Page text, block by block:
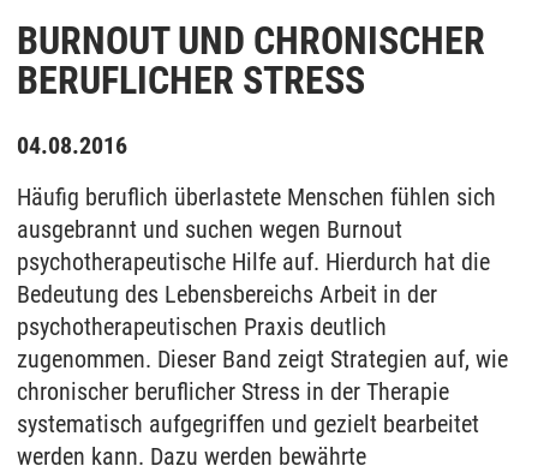
BURNOUT UND CHRONISCHER
BERUFLICHER STRESS
04.08.2016
Häufig beruflich überlastete Menschen fühlen sich
ausgebrannt und suchen wegen Burnout
psychotherapeutische Hilfe auf. Hierdurch hat die
Bedeutung des Lebensbereichs Arbeit in der
psychotherapeutischen Praxis deutlich
zugenommen. Dieser Band zeigt Strategien auf, wie
chronischer beruflicher Stress in der Therapie
systematisch aufgegriffen und gezielt bearbeitet
werden kann. Dazu werden bewährte